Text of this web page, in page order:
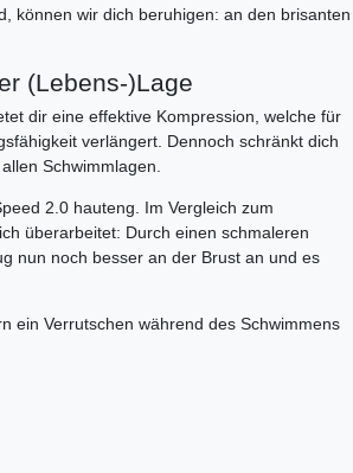
können wir dich beruhigen: an den brisanten
(Lebens-)Lage
dir eine effektive Kompression, welche für
verlängert. Dennoch schränkt dich
Schwimmlagen.
2.0 hauteng. Im Vergleich zum
überarbeitet: Durch einen schmaleren
nun noch besser an der Brust an und es
ein Verrutschen während des Schwimmens